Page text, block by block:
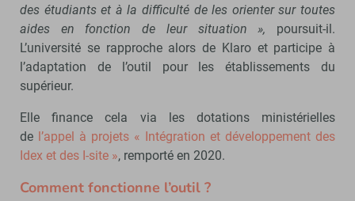
des étudiants et à la difficulté de les orienter sur toutes
aides en fonction de leur situation », poursuit-il.
L’université se rapproche alors de Klaro et participe à
l’adaptation de l’outil pour les établissements du
supérieur.
Elle finance cela via les dotations ministérielles
de l’appel à projets « Intégration et développement des
Idex et des I-site », remporté en 2020.
Comment fonctionne l’outil ?